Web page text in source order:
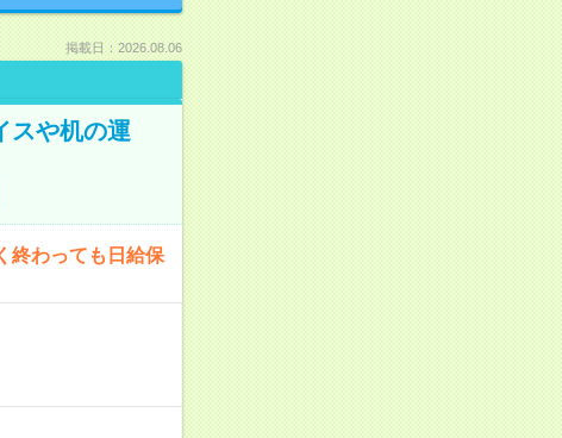
掲載日：2026.08.06
スや机の運
終わっても日給保